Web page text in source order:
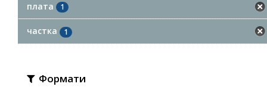
плата 1
частка 1
Формати